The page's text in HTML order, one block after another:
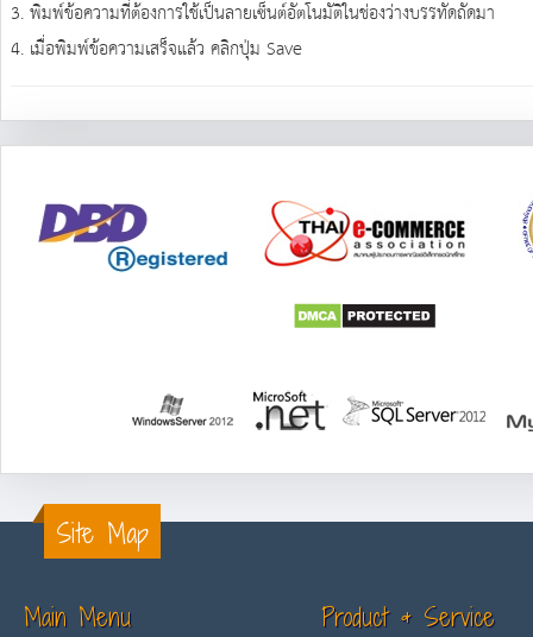
3. พิมพ์ข้อความที่ต้องการใช้เป็นลายเซ็นต์อัตโนมัติในช่องว่างบรรทัดถัดมา
4. เมื่อพิมพ์ข้อความเสร็จแล้ว คลิกปุ่ม Save
Site Map
Main Menu Product & Service